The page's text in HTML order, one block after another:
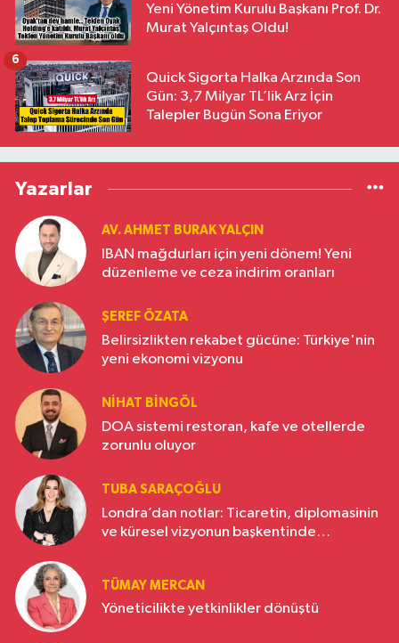
Yeni Yönetim Kurulu Başkanı Prof. Dr.
Murat Yalçıntaş Oldu!
Quick Sigorta Halka Arzında Son
Gün: 3,7 Milyar TL’lik Arz İçin
Talepler Bugün Sona Eriyor
6
Yazarlar
AV. AHMET BURAK YALÇIN
IBAN mağdurları için yeni dönem! Yeni
düzenleme ve ceza indirim oranları
ŞEREF ÖZATA
Belirsizlikten rekabet gücüne: Türkiye'nin
yeni ekonomi vizyonu
NIHAT BINGÖL
DOA sistemi restoran, kafe ve otellerde
zorunlu oluyor
TUBA SARAÇOĞLU
Londra’dan notlar: Ticaretin, diplomasinin
ve küresel vizyonun başkentinde
TÜMAY MERCAN
Yöneticilikte yetkinlikler dönüştü